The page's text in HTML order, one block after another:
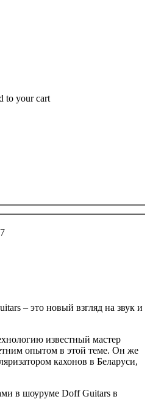
to your cart
– это новый взгляд на звук и
известный мастер
опытом в этой теме. Он же
кахонов в Беларуси,
в шоуруме Doff Guitars в